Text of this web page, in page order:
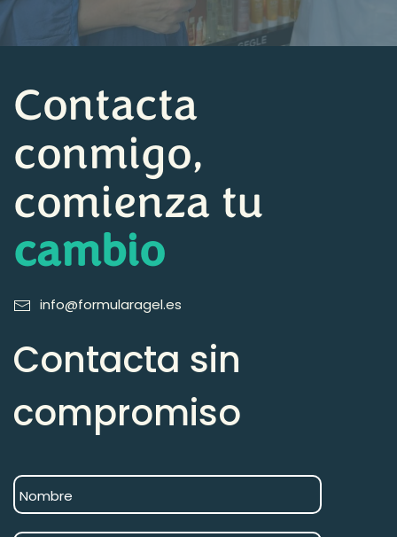
Contacta
conmigo,
comienza tu
cambio
info@formularagel.es
Contacta sin
compromiso